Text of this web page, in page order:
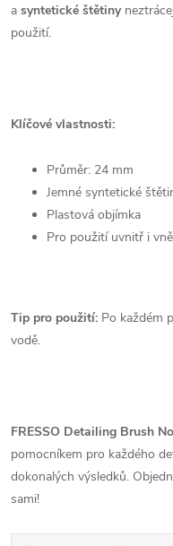
a syntetické štětiny
použití.
Klíčové vlastnosti:
Průměr: 24 mm
Jemné syntetické
Plastová objímka
Pro použití uvnitř i
Tip pro použití: Po každém
vodě.
FRESSO Detailing Brush
pomocníkem pro každého
dokonalých výsledků.
sami!